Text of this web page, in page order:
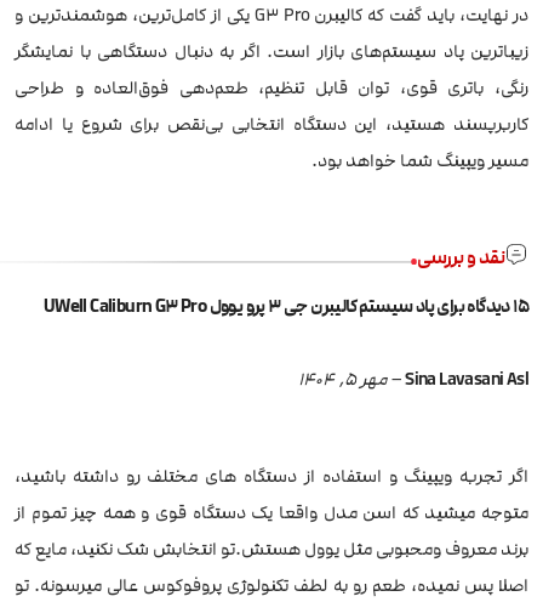
در نهایت، باید گفت که کالیبرن G3 Pro یکی از کامل‌ترین، هوشمندترین و
زیباترین پاد سیستم‌های بازار است. اگر به دنبال دستگاهی با نمایشگر
رنگی، باتری قوی، توان قابل تنظیم، طعم‌دهی فوق‌العاده و طراحی
کاربرپسند هستید، این دستگاه انتخابی بی‌نقص برای شروع یا ادامه
مسیر ویپینگ شما خواهد بود.
نقد و بررسی
15 دیدگاه برای پاد سیستم کالیبرن جی 3 پرو یوول UWell Caliburn G3 Pro
Sina Lavasani Asl
–مهر 5, 1404
اگر تجربه ویپینگ و استفاده از دستگاه های مختلف رو داشته باشید،
متوجه میشید که اسن مدل واقعا یک دستگاه قوی و همه چیز تموم از
برند معروف و‌محبوبی مثل یوول هستش.تو انتخابش شک نکنید، مایع که
اصلا پس نمیده، طعم رو به لطف تکنولوژی پروفوکوس عالی میرسونه. تو